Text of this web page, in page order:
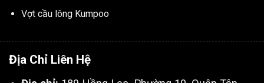
Vợt cầu lông Kumpoo
Địa Chỉ Liên Hệ